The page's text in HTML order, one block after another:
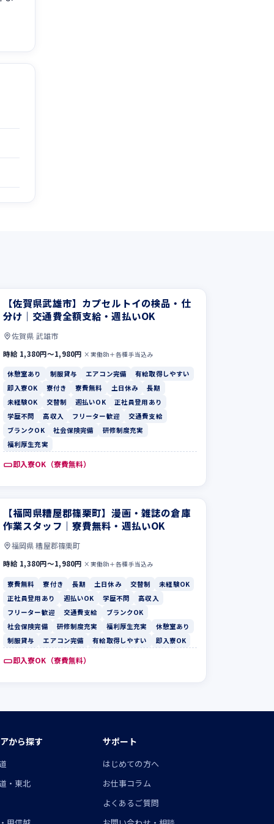
【佐賀県武雄市】カプセルトイの検品・仕
分け｜交通費全額支給・週払いOK
佐賀県 武雄市
時給 1,380円〜1,980円 ×実働8h＋各種手当込み
休憩室あり 制服貸与 エアコン完備
有給取得しやすい
即入寮OK
寮付き 寮費無料 土日休み
長期
未経験OK
交替制 週払いOK
正社員登用あり
学歴不問
高収入 フリーター歓迎
交通費支給
ブランクOK
社会保険完備
研修制度充実
福利厚生充実
即入寮OK（寮費無料）
【福岡県糟屋郡篠栗町】漫画・雑誌の倉庫
作業スタッフ｜寮費無料・週払いOK
福岡県 糟屋郡篠栗町
時給 1,380円〜1,980円 ×実働8h＋各種手当込み
寮費無料 寮付き 長期 土日休み 交替制
未経験OK
正社員登用あり
週払いOK 学歴不問
高収入
フリーター歓迎
交通費支給
ブランクOK
社会保険完備
研修制度充実 福利厚生充実
休憩室あり
制服貸与
エアコン完備 有給取得しやすい 即入寮OK
即入寮OK（寮費無料）
から探す
・東北
サポート
はじめての方へ
お仕事コラム
よくあるご質問